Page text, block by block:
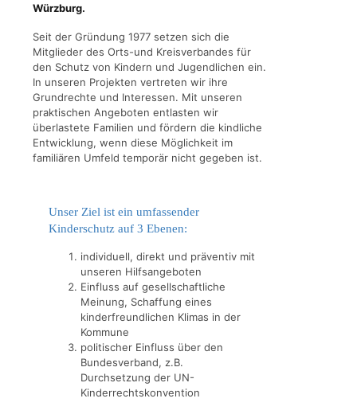
Würzburg.
Seit der Gründung 1977 setzen sich die
Mitglieder des Orts-und Kreisverbandes für
den Schutz von Kindern und Jugendlichen ein.
In unseren Projekten vertreten wir ihre
Grundrechte und Interessen. Mit unseren
praktischen Angeboten entlasten wir
überlastete Familien und fördern die kindliche
Entwicklung, wenn diese Möglichkeit im
familiären Umfeld temporär nicht gegeben ist.
Unser Ziel ist ein umfassender
Kinderschutz auf 3 Ebenen:
individuell, direkt und präventiv mit
unseren Hilfsangeboten
Einfluss auf gesellschaftliche
Meinung, Schaffung eines
kinderfreundlichen Klimas in der
Kommune
politischer Einfluss über den
Bundesverband, z.B.
Durchsetzung der UN-
Kinderrechtskonvention